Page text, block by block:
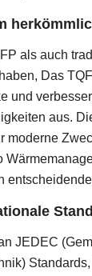
als auch
Das
und
aus.
moderne
JEDEC